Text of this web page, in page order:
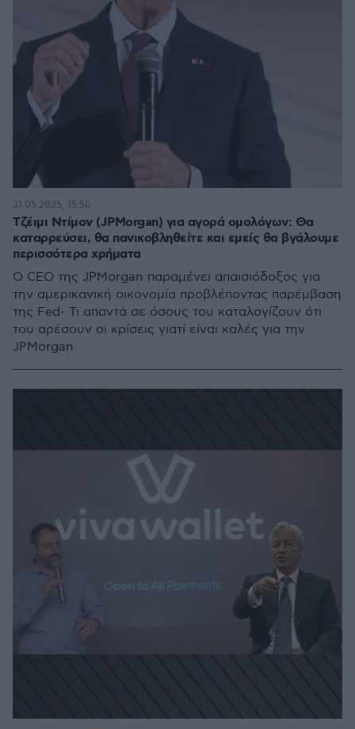
Τζέιμι Ντίμον (JPMorgan) για αγορά ομολόγων: Θα
καταρρεύσει, θα πανικοβληθείτε και εμείς θα βγάλουμε
περισσότερα χρήματα
Ο CEO της JPMorgan παραμένει απαισιόδοξος για
την αμερικανική οικονομία προβλέποντας παρέμβαση
της Fed- Τι απαντά σε όσους του καταλογίζουν ότι
του αρέσουν οι κρίσεις γιατί είναι καλές για την
JPMorgan
31.05.2025, 15:50